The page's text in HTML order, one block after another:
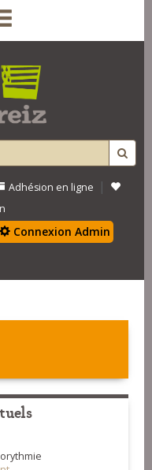
Adhésion en ligne |
Connexion Admin